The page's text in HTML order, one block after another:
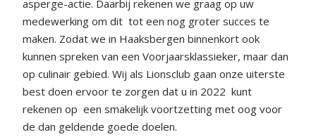
asperge-actie. Daarbij rekenen we graag op uw
medewerking om dit tot een nog groter succes te
maken. Zodat we in Haaksbergen binnenkort ook
kunnen spreken van een Voorjaarsklassieker, maar dan
op culinair gebied. Wij als Lionsclub gaan onze uiterste
best doen ervoor te zorgen dat u in 2022 kunt
rekenen op een smakelijk voortzetting met oog voor
de dan geldende goede doelen.